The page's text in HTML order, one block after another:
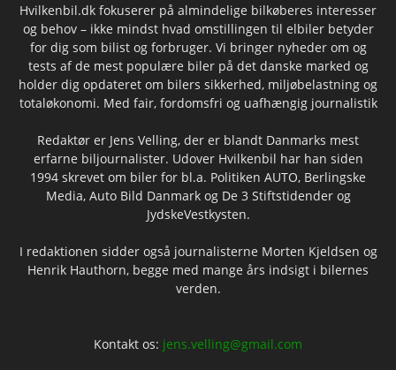
Hvilkenbil.dk fokuserer på almindelige bilkøberes interesser
og behov – ikke mindst hvad omstillingen til elbiler betyder
for dig som bilist og forbruger. Vi bringer nyheder om og
tests af de mest populære biler på det danske marked og
holder dig opdateret om bilers sikkerhed, miljøbelastning og
totaløkonomi. Med fair, fordomsfri og uafhængig journalistik
Redaktør er Jens Velling, der er blandt Danmarks mest
erfarne biljournalister. Udover Hvilkenbil har han siden
1994 skrevet om biler for bl.a. Politiken AUTO, Berlingske
Media, Auto Bild Danmark og De 3 Stiftstidender og
JydskeVestkysten.
I redaktionen sidder også journalisterne Morten Kjeldsen og
Henrik Hauthorn, begge med mange års indsigt i bilernes
verden.
Kontakt os: jens.velling@gmail.com